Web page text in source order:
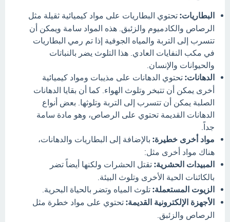
البطاريات: تحتوي البطاريات على مواد كيميائية ثقيلة مثل
الرصاص والكادميوم والزئبق. هذه المواد سامة ويمكن أن
تتسرب إلى التربة والمياه الجوفية إذا تم رمي البطاريات
في مكب النفايات العادي. هذا التلوث يضر بالنباتات
والحيوانات والإنسان.
الدهانات: تحتوي الدهانات على مذيبات ومواد كيميائية
أخرى يمكن أن تتبخر وتلوث الهواء. كما أن بقايا الدهانات
الصلبة يمكن أن تتسرب إلى التربة وتلوثها. بعض أنواع
الدهانات القديمة تحتوي على الرصاص، وهو مادة سامة
جداً.
مواد أخرى خطيرة: بالإضافة إلى البطاريات والدهانات،
هناك مواد أخرى مثل:
المبيدات الحشرية: تقتل الحشرات ولكنها أيضاً تضر
بالكائنات الحية الأخرى وتلوث البيئة.
الزيوت المستعملة: تلوث المياه وتضر بالحياة البحرية.
الأجهزة الإلكترونية القديمة: تحتوي على مواد خطرة مثل
الرصاص والزئبق.